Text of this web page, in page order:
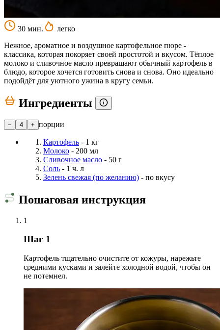
30 мин.
легко
Нежное, ароматное и воздушное картофельное пюре -
классика, которая покоряет своей простотой и вкусом. Тёплое
молоко и сливочное масло превращают обычный картофель в
блюдо, которое хочется готовить снова и снова. Оно идеально
подойдёт для уютного ужина в кругу семьи.
Ингредиенты
− 4 + порции
Картофель - 1 кг
Молоко - 200 мл
Сливочное масло - 50 г
Соль - 1 ч. л
Зелень свежая (по желанию) - по вкусу
Пошаговая инструкция
1
Шаг 1
Картофель тщательно очистите от кожуры, нарежьте
средними кусками и залейте холодной водой, чтобы он
не потемнел.